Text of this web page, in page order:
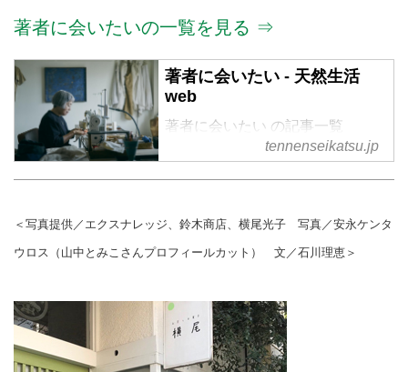
著者に会いたいの一覧を見る ⇒
著者に会いたい - 天然生活
web
著者に会いたい の記事一覧
tennenseikatsu.jp
＜写真提供／エクスナレッジ、鈴木商店、横尾光子 写真／安永ケンタ
ウロス（山中とみこさんプロフィールカット） 文／石川理恵＞